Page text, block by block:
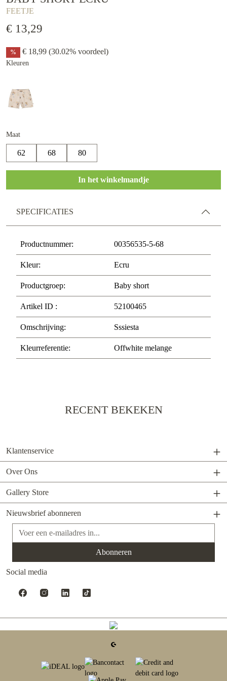
FEETJE
€ 13,29
% € 18,99 (30.02% voordeel)
Kleuren
Maat
62 68 80
In het winkelmandje
SPECIFICATIES
Productnummer: 00356535-5-68
Kleur: Ecru
Productgroep: Baby short
Artikel ID : 52100465
Omschrijving: Sssiesta
Kleurreferentie: Offwhite melange
RECENT BEKEKEN
Klantenservice
Over Ons
Gallery Store
Nieuwsbrief abonneren
E-mailadres*
Abonneren
Social media